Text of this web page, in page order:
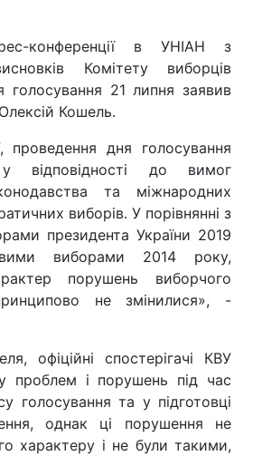
конференції в УНІАН з
Комітету виборців
голосування 21 липня заявив
Кошель.
дня голосування
відповідності до вимог
та міжнародних
виборів. У порівнянні з
президента України 2019
виборами 2014 року,
порушень виборчого
не змінилися», -
офіційні спостерігачі КВУ
проблем і порушень під час
голосування та у підготовці
однак ці порушення не
характеру і не були такими,